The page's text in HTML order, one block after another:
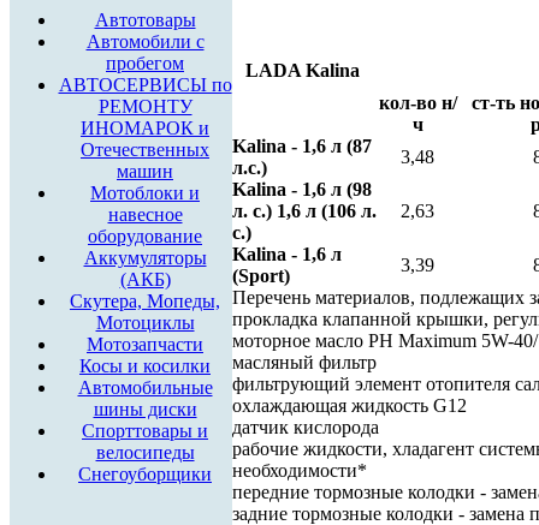
Автотовары
Автомобили с
пробегом
АВТОСЕРВИСЫ по
РЕМОНТУ
ИНОМАРОК и
Отечественных
машин
Мотоблоки и
навесное
оборудование
Аккумуляторы
(АКБ)
Скутера, Мопеды,
Мотоциклы
Мотозапчасти
Косы и косилки
Автомобильные
шины диски
Спорттовары и
велосипеды
Снегоуборщики
LADA Kalina
кол-во н/
ч
ст-ть
Kalina - 1,6 л (87
л.с.)
3,48
Kalina - 1,6 л (98
л. с.) 1,6 л (106 л.
с.)
2,63
Kalina - 1,6 л
(Sport)
3,39
Перечень материалов, подлежащих
прокладка клапанной крышки,
моторное масло РН Maximum 5W-
масляный фильтр
фильтрующий элемент отопителя
охлаждающая жидкость G12
датчик кислорода
рабочие жидкости, хладагент
необходимости*
передние тормозные колодки -
задние тормозные колодки - замена